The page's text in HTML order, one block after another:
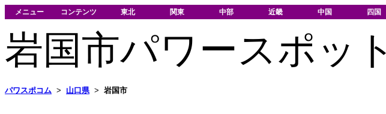
メニュー コンテンツ 東北 関東 中部 近畿 中国 四国
岩国市パワースポット
パワスポコム > 山口県 > 岩国市